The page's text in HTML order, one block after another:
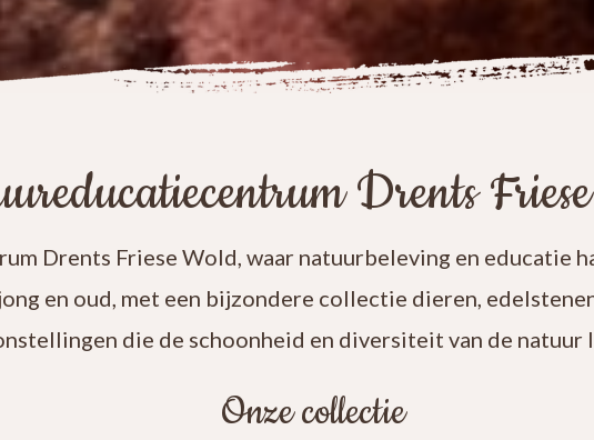
Drents
Drents Friese Wold, waar natuurbeleving en educatie
en oud, met een bijzondere collectie dieren,
die de schoonheid en diversiteit van de natuur
Onze collectie